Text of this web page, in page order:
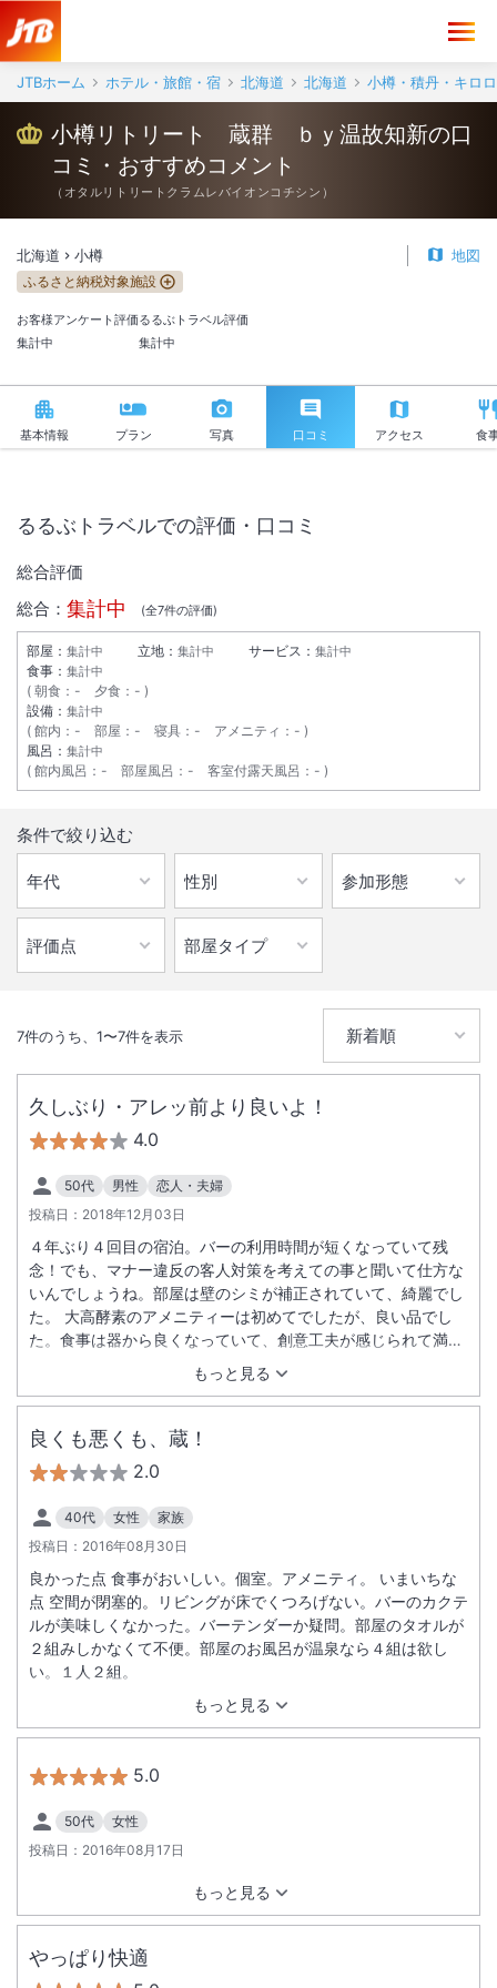
JTBホーム ホテル・旅館・宿 北海道 北海道 小樽・積丹・キロロ
小樽リトリート 蔵群 ｂｙ温故知新の口
コミ・おすすめコメント
（ オタルリトリートクラムレバイオンコチシン ）
北海道 小樽 地図
ふるさと納税対象施設
お客様アンケート評価
集計中
るるぶトラベル評価
集計中
基本情報 プラン 写真 口コミ アクセス 食
― 2026年2月 リニューアル・オープン ―蔵に宿る閑けさへ。全19室客
室温泉付き、北海道・小樽のリトリートステイ 北前船の記憶を宿す
をテーマに設計した全19室には、天然温泉風呂を備えています。
大浴場あり
温泉
施設からのお知らせ
ご宿泊料金の中には滞在中にご利用頂いたバーやカフェでのご飲食代、
お部屋に備えてあるお飲物など全て含んでおります。
足の不自由な方、お年を召した方などがいらっしゃる場合は、事前に施
冬期間は夜間朝里峠の通行規制があります。（小樽～定山渓区間）
大浴場の営業について
【改装後】
貸切風呂1：酵素風呂・スパ
貸切風呂2：サウナ・水風呂・露天風呂
※酵素風呂、スパ、サウナ新設に伴う改装工事のため、2026年1月5日
（月）以降、既存の大浴場はご利用いただけません。営業時間、利用料
金は決まり次第、公式サイトにてお知らせいたします。
※重要なお知らせです。必ず続きをご確認ください。
るるぶトラベルでの評価・口コミ
総合評価
総合： 集計中 (全7件の評価)
部屋： 集計中 立地： 集計中 サービス： 集計中
食事： 集計中
朝食 ： - 夕食 ： -
設備： 集計中
館内 ： - 部屋 ： - 寝具 ： - アメニティ ： -
風呂： 集計中
館内風呂 ： - 部屋風呂 ： - 客室付露天風呂 ： -
条件で絞り込む
7件のうち、 1〜7件を表示
久しぶり・アレッ前より良いよ！
4.0
50代 男性
恋人・夫婦
投稿日： 2018年12月03日
もっと見る
４年ぶり４回目の宿泊。バーの利用時間が短くなっていて残
念！でも、マナー違反の客人対策を考えての事と聞いて仕方な
いんでしょうね。部屋は壁のシミが補正されていて、綺麗でし
た。 大高酵素のアメニティーは初めてでしたが、良い品でし
た。食事は器から良くなっていて、創意工夫が感じられて満
足。４年ぶり前はこのお値段ならば、もう来るのをやめようと
思ったけれど、これならまた利用します。
良くも悪くも、蔵！
2.0
40代 女性
家族
投稿日： 2016年08月30日
もっと見る
良かった点 食事がおいしい。個室。アメニティ。 いまいちな
点 空間が閉塞的。リビングが床でくつろげない。バーのカクテ
ルが美味しくなかった。バーテンダーか疑問。部屋のタオルが
２組みしかなくて不便。部屋のお風呂が温泉なら４組は欲し
い。１人２組。
5.0
50代
女性
投稿日： 2016年08月17日
もっと見る
やっぱり快適